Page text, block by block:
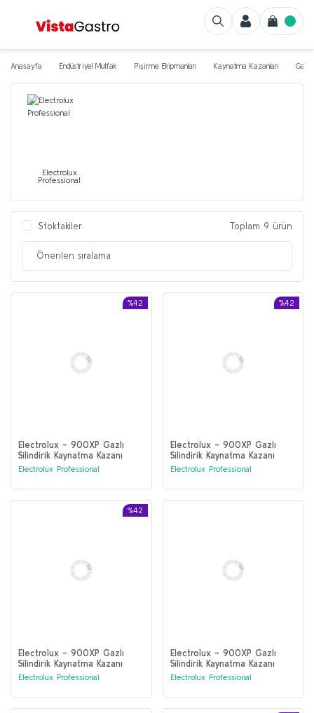
Anasayfa Endüstriyel Mutfak Pişirme Ekipmanları Kaynatma Kazanları
Electrolux
Professional
Stoktakiler Toplam 9 ürün
%42
Electrolux - 900XP Gazlı
Silindirik Kaynatma Kazanı
150lt dolaylı ısıtma - otoklav
Electrolux Professional
%42
Electrolux - 900XP Gazlı
Silindirik Kaynatma Kazanı
150lt dolaylı ısıtma, otomatik
Electrolux Professional
%42
Electrolux - 900XP Gazlı
Silindirik Kaynatma Kazanı
150lt direkt ısıtma (391102)
Electrolux Professional
Electrolux - 900XP Gazlı
Silindirik Kaynatma Kazanı
150lt direkt ısıtma (391108)
Electrolux Professional